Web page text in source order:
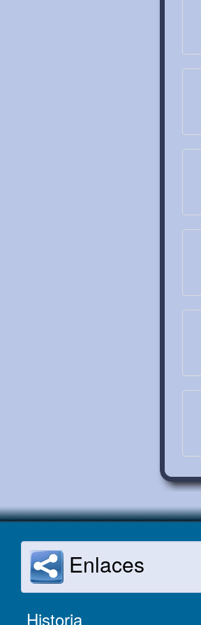
Enlaces
Historia